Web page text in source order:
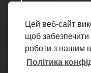
Цей веб-сайт
щоб
роботи з нашим
Політика